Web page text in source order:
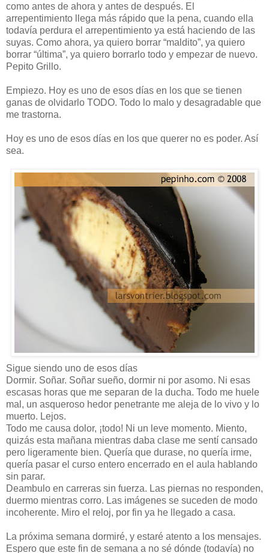
como antes de ahora y antes de después. El
arrepentimiento llega más rápido que la pena, cuando ella
todavía perdura el arrepentimiento ya está haciendo de las
suyas. Como ahora, ya quiero borrar “maldito”, ya quiero
borrar “última”, ya quiero borrarlo todo y empezar de nuevo.
Pepito Grillo.
Empiezo. Hoy es uno de esos días en los que se tienen
ganas de olvidarlo TODO. Todo lo malo y desagradable que
me trastorna.
Hoy es uno de esos días en los que querer no es poder. Así
sea.
Sigue siendo uno de esos días
Dormir. Soñar. Soñar sueño, dormir ni por asomo. Ni esas
escasas horas que me separan de la ducha. Todo me huele
mal, un asqueroso hedor penetrante me aleja de lo vivo y lo
muerto. Lejos.
Todo me causa dolor, ¡todo! Ni un leve momento. Miento,
quizás esta mañana mientras daba clase me sentí cansado
pero ligeramente bien. Quería que durase, no quería irme,
quería pasar el curso entero encerrado en el aula hablando
sin parar.
Deambulo en carreras sin fuerza. Las piernas no responden,
duermo mientras corro. Las imágenes se suceden de modo
incoherente. Miro el reloj, por fin ya he llegado a casa.
La próxima semana dormiré, y estaré atento a los mensajes.
Espero que este fin de semana a no sé dónde (todavía) no